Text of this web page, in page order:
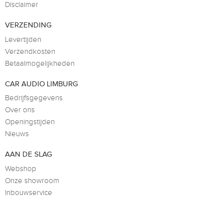
Disclaimer
VERZENDING
Levertijden
Verzendkosten
Betaalmogelijkheden
CAR AUDIO LIMBURG
Bedrijfsgegevens
Over ons
Openingstijden
Nieuws
AAN DE SLAG
Webshop
Onze showroom
Inbouwservice